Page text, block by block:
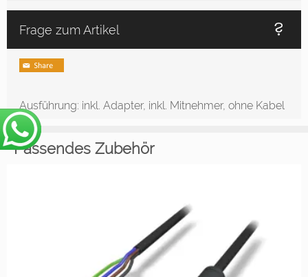
Frage zum Artikel
Ausführung: inkl. Adapter, inkl. Mitnehmer, ohne Kabel
Passendes Zubehör